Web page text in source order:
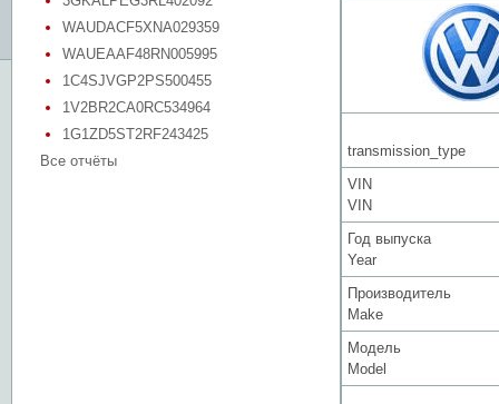
WAUDACF5XNA029359
WAUEAAF48RN005995
1C4SJVGP2PS500455
1V2BR2CA0RC534964
1G1ZD5ST2RF243425
Все отчёты
transmission_type
VIN
VIN
Год выпуска
Year
Производитель
Make
Модель
Model